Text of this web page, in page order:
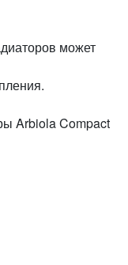
может
Arbiola Compact